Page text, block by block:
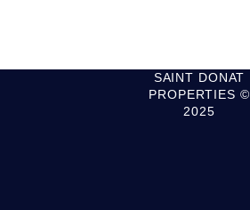
SAINT DONAT
PROPERTIES ©
2025